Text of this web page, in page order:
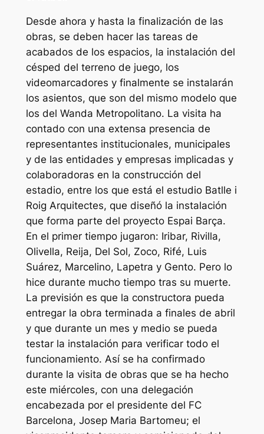
Desde ahora y hasta la finalización de las
obras, se deben hacer las tareas de
acabados de los espacios, la instalación del
césped del terreno de juego, los
videomarcadores y finalmente se instalarán
los asientos, que son del mismo modelo que
los del Wanda Metropolitano. La visita ha
contado con una extensa presencia de
representantes institucionales, municipales
y de las entidades y empresas implicadas y
colaboradoras en la construcción del
estadio, entre los que está el estudio Batlle i
Roig Arquitectes, que diseñó la instalación
que forma parte del proyecto Espai Barça.
En el primer tiempo jugaron: Iribar, Rivilla,
Olivella, Reija, Del Sol, Zoco, Rifé, Luis
Suárez, Marcelino, Lapetra y Gento. Pero lo
hice durante mucho tiempo tras su muerte.
La previsión es que la constructora pueda
entregar la obra terminada a finales de abril
y que durante un mes y medio se pueda
testar la instalación para verificar todo el
funcionamiento. Así se ha confirmado
durante la visita de obras que se ha hecho
este miércoles, con una delegación
encabezada por el presidente del FC
Barcelona, Josep Maria Bartomeu; el